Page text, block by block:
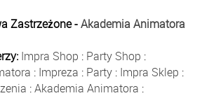
Zastrzeżone -Akademia Animatora
Impra Shop : Party Shop :
: Impreza : Party : Impra Sklep :
:Akademia Animatora :